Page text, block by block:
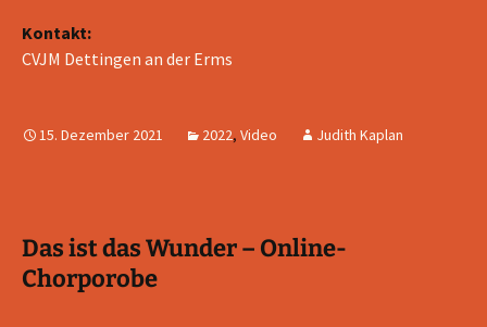
Kontakt:
CVJM Dettingen an der Erms
15. Dezember 2021 2022, Video Judith Kaplan
Das ist das Wunder – Online-
Chorporobe